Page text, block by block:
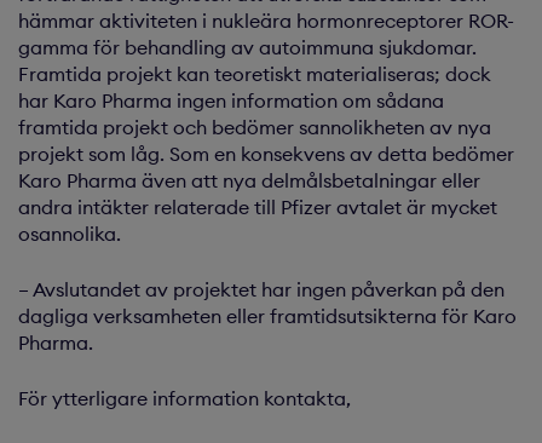
hämmar aktiviteten i nukleära hormonreceptorer ROR-
gamma för behandling av autoimmuna sjukdomar.
Framtida projekt kan teoretiskt materialiseras; dock
har Karo Pharma ingen information om sådana
framtida projekt och bedömer sannolikheten av nya
projekt som låg. Som en konsekvens av detta bedömer
Karo Pharma även att nya delmålsbetalningar eller
andra intäkter relaterade till Pfizer avtalet är mycket
osannolika.
– Avslutandet av projektet har ingen påverkan på den
dagliga verksamheten eller framtidsutsikterna för Karo
Pharma.
För ytterligare information kontakta,